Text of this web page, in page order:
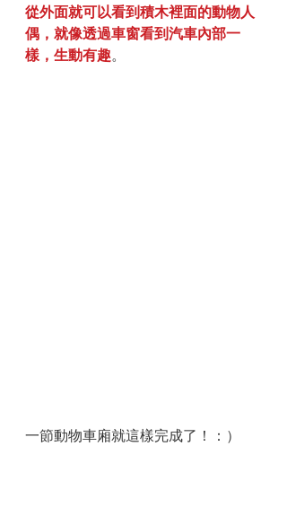
從外面就可以看到積木裡面的動物人
偶，就像透過車窗看到汽車內部一
樣，生動有趣。
一節動物車廂就這樣完成了！：）